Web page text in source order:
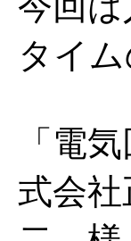
タイ
「電
式会